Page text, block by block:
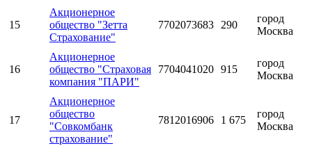
15
Акционерное
общество "Зетта
Страхование"
7702073683 290
город
Москва
16
Акционерное
общество "Страховая
компания "ПАРИ"
7704041020 915
город
Москва
17
Акционерное
общество
"Совкомбанк
страхование"
7812016906 1 675
город
Москва